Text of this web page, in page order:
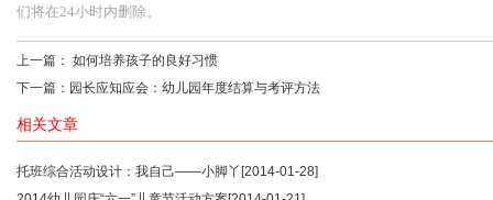
们将在24小时内删除。
上一篇： 如何培养孩子的良好习惯
下一篇： 园长应知应会：幼儿园年度结算与考评方法
相关文章
托班综合活动设计：我自己——小脚丫 [2014-01-28]